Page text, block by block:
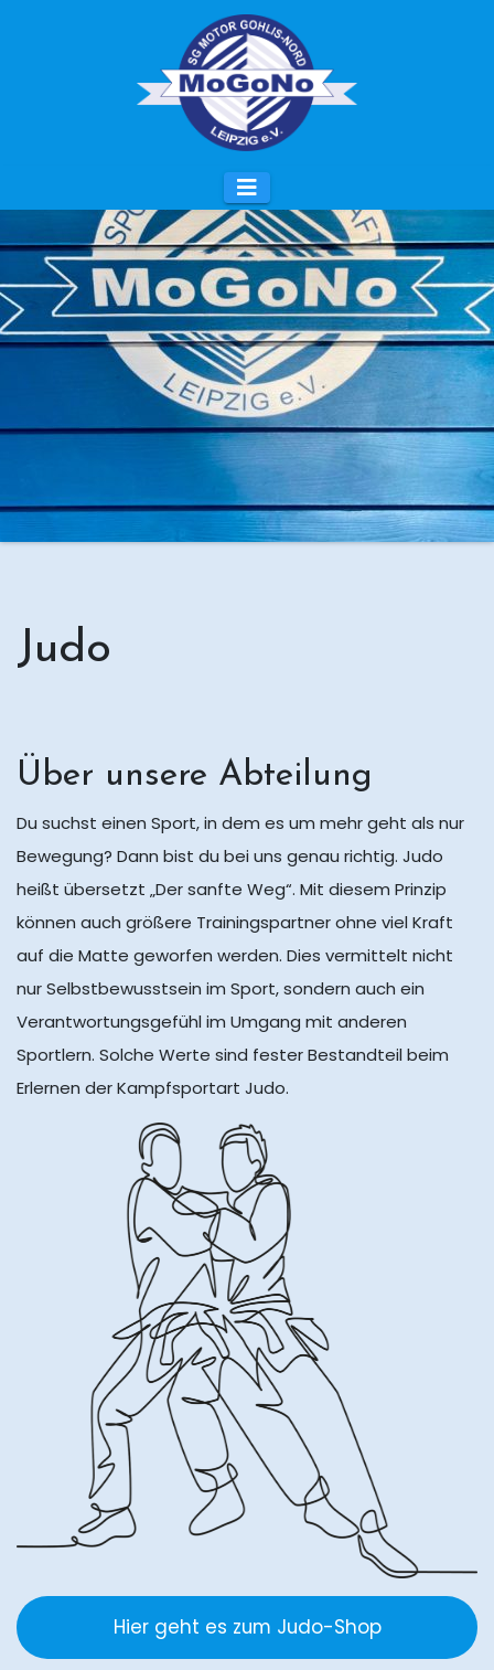
Judo
Über unsere Abteilung
Du suchst einen Sport, in dem es um mehr geht als nur
Bewegung? Dann bist du bei uns genau richtig. Judo
heißt übersetzt „Der sanfte Weg“. Mit diesem Prinzip
können auch größere Trainingspartner ohne viel Kraft
auf die Matte geworfen werden. Dies vermittelt nicht
nur Selbstbewusstsein im Sport, sondern auch ein
Verantwortungsgefühl im Umgang mit anderen
Sportlern. Solche Werte sind fester Bestandteil beim
Erlernen der Kampfsportart Judo.
Hier geht es zum Judo-Shop